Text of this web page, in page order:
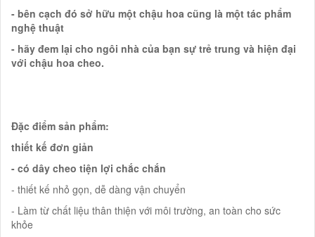
- bên cạch đó sở hữu một chậu hoa cũng là một tác phẩm
nghệ thuật
- hãy đem lại cho ngôi nhà của bạn sự trẻ trung và hiện đại
với chậu hoa cheo.
Đặc điểm sản phẩm:
thiết kế đơn giản
- có dây cheo tiện lợi chắc chắn
- thiết kế nhỏ gọn, dễ dàng vận chuyển
- Làm từ chất liệu thân thiện với môi trường, an toàn cho sức
khỏe